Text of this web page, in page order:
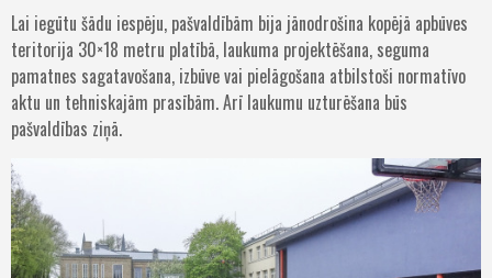
Lai iegūtu šādu iespēju, pašvaldībām bija jānodrošina kopējā apbūves
teritorija 30×18 metru platībā, laukuma projektēšana, seguma
pamatnes sagatavošana, izbūve vai pielāgošana atbilstoši normatīvo
aktu un tehniskajām prasībām. Arī laukumu uzturēšana būs
pašvaldības ziņā.